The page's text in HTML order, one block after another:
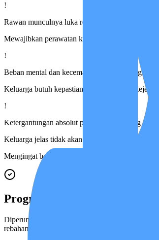
!
Rawan munculnya luka rebahan (dekubitus)
Mewajibkan perawatan kulit dan tubuh yang
!
Beban mental dan kecemasan keluarga yang
Keluarga butuh kepastian, sandaran, serta
!
Ketergantungan absolut pada bantuan orang lain
Keluarga jelas tidak akan sanggup menanganinya
Mengingat beratnya masa-masa ini, kami
Program Ini Untuk
Diperuntukkan khusus bagi pasien dengan
rebahan parah (dekubitus), dan pasien dengan